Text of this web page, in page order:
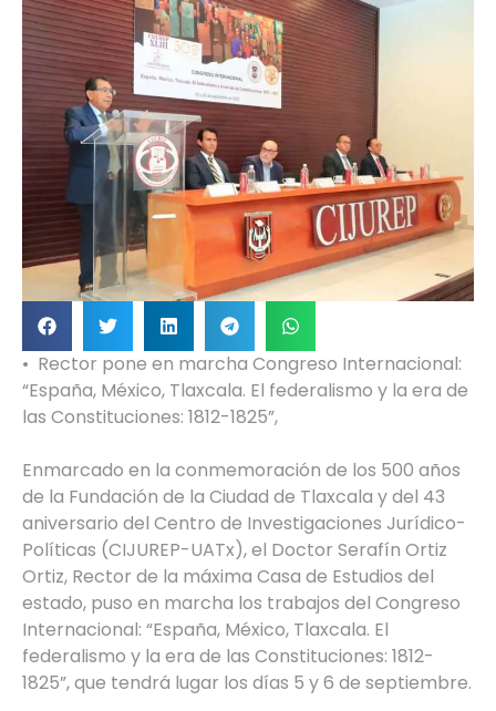
• Rector pone en marcha Congreso Internacional:
“España, México, Tlaxcala. El federalismo y la era de
las Constituciones: 1812-1825”,
Enmarcado en la conmemoración de los 500 años
de la Fundación de la Ciudad de Tlaxcala y del 43
aniversario del Centro de Investigaciones Jurídico-
Políticas (CIJUREP-UATx), el Doctor Serafín Ortiz
Ortiz, Rector de la máxima Casa de Estudios del
estado, puso en marcha los trabajos del Congreso
Internacional: “España, México, Tlaxcala. El
federalismo y la era de las Constituciones: 1812-
1825”, que tendrá lugar los días 5 y 6 de septiembre.